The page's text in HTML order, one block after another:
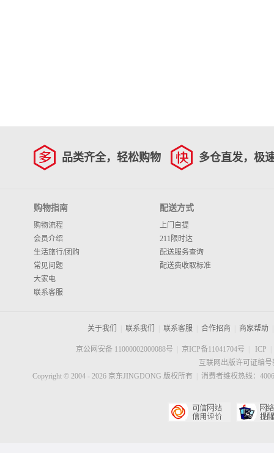
品类齐全，轻松购物 多仓直发，极
购物指南
购物流程
会员介绍
生活旅行/团购
常见问题
大家电
联系客服
配送方式
上门自提
211限时达
配送服务查询
配送费收取标准
关于我们 联系我们 联系客服 合作招商 商家帮助
京公网安备 11000002000088号 京ICP备11041704号 ICP
互联网出版许可证编
Copyright © 2004 - 2026京东JINGDONG 版权所有 消费者维权热线：